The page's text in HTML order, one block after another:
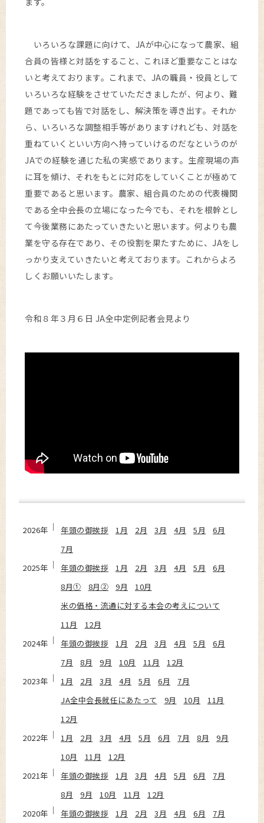
いろいろな課題に向けて、JAが中心になって農家、組
合員の皆様と対話をすること、これほど重要なことはな
いと考えております。これまで、JAの職員・役員として
いろいろな経験をさせていただきましたが、何より、難
題であっても皆で対話をし、解決策を導き出す。それか
ら、いろいろな調整相手等がありますけれども、対話を
重ねていくといい方向へ持っていけるのだなというのが
JAでの経験を通じた私の実感であります。生産現場の声
に耳を傾け、それをもとに対応をしていくことが極めて
重要であると思います。農家、組合員のための代表機関
である全中会長の立場になった今でも、それを根幹とし
て今後業務にあたっていきたいと思います。何よりも農
業を守る存在であり、その役割を果たすために、JAをし
っかり支えていきたいと考えております。これからよろ
しくお願いいたします。
令和８年３月６日 JA全中定例記者会見より
2026年 年頭の御挨拶 1月 2月 3月 4月 5月
6月
7月
2025年
年頭の御挨拶 1月 2月 3月 4月 5月
6月
8月①
8月② 9月
10月
米の価格・流通に対する本会の考えについて
11月
12月
2024年
年頭の御挨拶 1月 2月 3月 4月 5月
6月
7月
8月 9月 10月 11月
12月
2023年
1月 2月 3月 4月 5月 6月
7月
JA全中会長就任にあたって
9月 10月
11月
12月
2022年
1月 2月 3月 4月 5月 6月 7月 8月
9月
10月
11月
12月
2021年
年頭の御挨拶 1月 3月 4月 5月 6月
7月
8月
9月 10月 11月
12月
2020年
年頭の御挨拶 1月 2月 3月 4月 6月
7月